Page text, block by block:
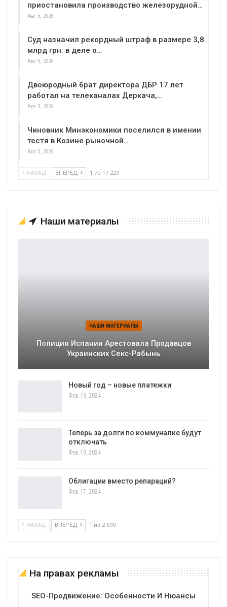
приостановила производство железорудной…
Авг 5, 2026
Суд назначил рекордный штраф в размере 3,8
млрд грн: в деле о…
Авг 5, 2026
Двоюродный брат директора ДБР 17 лет
работал на телеканалах Деркача,…
Авг 5, 2026
Чиновник Минэкономики поселился в имении
тестя в Козине рыночной…
Авг 5, 2026
НАЗАД ВПЕРЕД 1 из 17 229
Наши материалы
НАШИ МАТЕРИАЛЫ
Полиция Испании Арестовала Продавцов
Украинских Секс-Рабынь
Новый год – новые платежки
Фев 19, 2024
Теперь за долги по коммуналке будут
отключать
Фев 19, 2024
Облигации вместо репараций?
Фев 17, 2024
НАЗАД ВПЕРЕД 1 из 2 690
На правах рекламы
SEO-Продвижение: Особенности И Нюансы